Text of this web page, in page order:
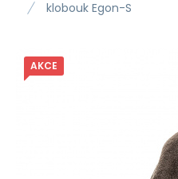
klobouk Egon-S
AKCE